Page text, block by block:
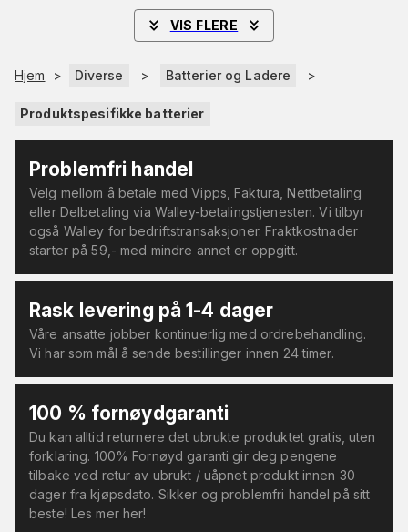
VIS FLERE
Hjem > Diverse > Batterier og Ladere >
Produktspesifikke batterier
Problemfri handel
Velg mellom å betale med Vipps, Faktura, Nettbetaling
eller Delbetaling via Walley-betalingstjenesten. Vi tilbyr
også Walley for bedriftstransaksjoner. Fraktkostnader
starter på 59,- med mindre annet er oppgitt.
Rask levering på 1-4 dager
Våre ansatte jobber kontinuerlig med ordrebehandling.
Vi har som mål å sende bestillinger innen 24 timer.
100 % fornøydgaranti
Du kan alltid returnere det ubrukte produktet gratis, uten
forklaring. 100% Fornøyd garanti gir deg pengene
tilbake ved retur av ubrukt / uåpnet produkt innen 30
dager fra kjøpsdato. Sikker og problemfri handel på sitt
beste! Les mer her!